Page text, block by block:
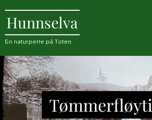
Hunnselva
En naturperle på Toten